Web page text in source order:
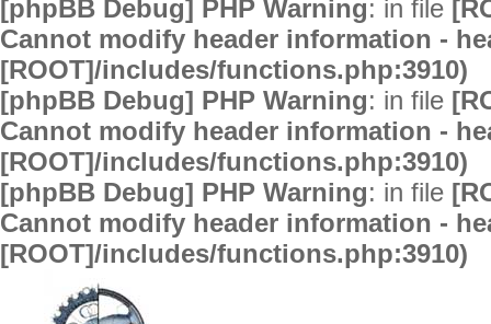
[phpBB Debug] PHP Warning: in file
Cannot modify header information -
[ROOT]/includes/functions.php:3910)
[phpBB Debug] PHP Warning: in file
Cannot modify header information -
[ROOT]/includes/functions.php:3910)
[phpBB Debug] PHP Warning: in file
Cannot modify header information -
[ROOT]/includes/functions.php:3910)